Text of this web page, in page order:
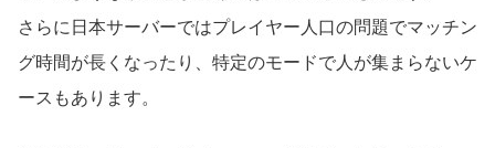
さらに日本サーバーではプレイヤー人口の問題でマッチン
グ時間が長くなったり、特定のモードで人が集まらないケ
ースもあります。